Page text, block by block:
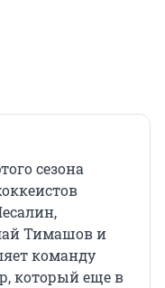
сезона
Тимашов и
команду
который еще в